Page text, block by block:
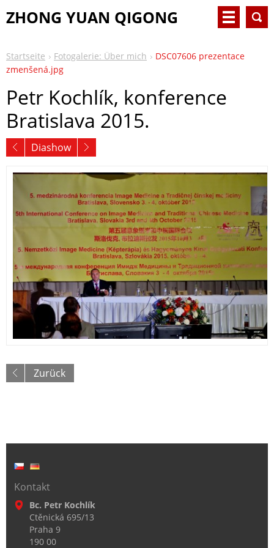
ZHONG YUAN QIGONG
Startseite Fotogalerie: Über mich
DSC07606 prezentace
zmenšená.jpg
Petr Kochlík, konference
Bratislava 2015.
Diashow
Zurück
Kontakt
Bc. Petr Kochlík
Ctěnická 695/13
Praha 9
190 00